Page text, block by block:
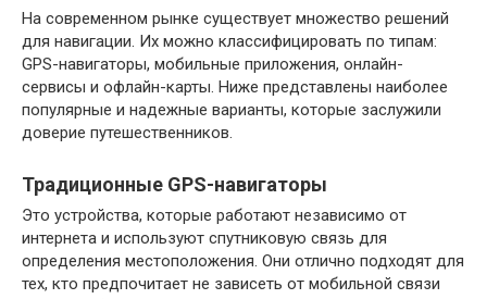
На современном рынке существует множество решений
для навигации. Их можно классифицировать по типам:
GPS-навигаторы, мобильные приложения, онлайн-
сервисы и офлайн-карты. Ниже представлены наиболее
популярные и надежные варианты, которые заслужили
доверие путешественников.
Традиционные GPS-навигаторы
Это устройства, которые работают независимо от
интернета и используют спутниковую связь для
определения местоположения. Они отлично подходят для
тех, кто предпочитает не зависеть от мобильной связи